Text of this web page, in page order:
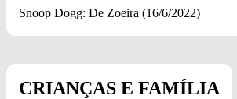
Snoop Dogg: De Zoeira (16/6/2022)
CRIANÇAS E FAMÍLIA